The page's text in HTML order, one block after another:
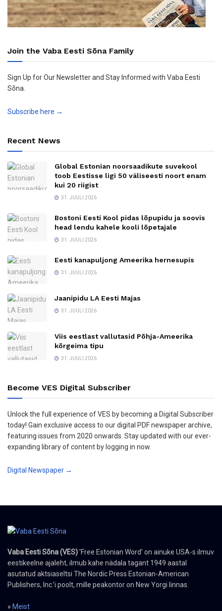
Join the Vaba Eesti Sõna Family
Sign Up for Our Newsletter and Stay Informed with Vaba Eesti
Sõna.
Subscribe here →
Recent News
Global Estonian noorsaadikute suvekool
toob Eestisse ligi 50 väliseesti noort enam
kui 20 riigist
31. JUULI 2026
Bostoni Eesti Kool pidas lõpupidu ja soovis
head lendu kahele kooli lõpetajale
31. JUULI 2026
Eesti kanapuljong Ameerika hernesupis
31. JUULI 2026
Jaanipidu LA Eesti Majas
31. JUULI 2026
Viis eestlast vallutasid Põhja-Ameerika
kõrgeima tipu
31. JUULI 2026
Become VES Digital Subscriber
Unlock the full experience of VES by becoming a Digital Subscriber
today! Gain exclusive access to our digital PDF newspaper archive,
featuring issues from 2020 onwards. Stay updated with our ever-
expanding library of content by logging in now.
Digital Newspaper →
Vaba Eesti Sõna (VES)'Free Estonian Word' on ainuke USA-s ilmuv
eestikeelne ajaleht, ilmub kahe nädala tagant 1949 aastal
asutatud aktsiaseltsi The Nordic Press Estonian-American
Publishers, Inc.’i poolt, mille peakontor on New Yorgi linnas.
» Meist